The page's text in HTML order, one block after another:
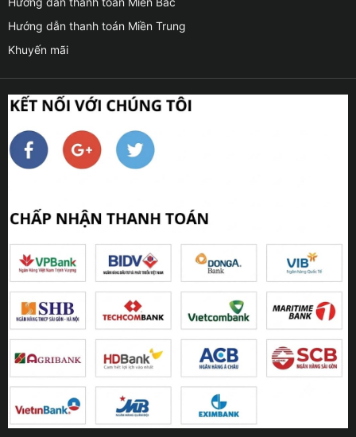
Hướng dẫn thanh toán Miền Trung
Khuyến mãi